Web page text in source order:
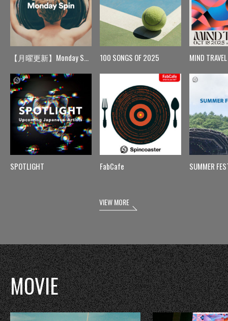
【月曜更新】Monday Spin
SPOTLIGHT
100 SONGS OF 2025
FabCafe
MIND TRAVEL
SUMMER
VIEW MORE
MOVIE